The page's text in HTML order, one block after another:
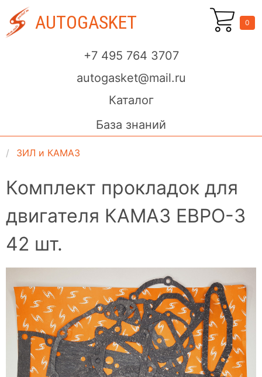
AUTOGASKET
+7 495 764 3707
autogasket@mail.ru
Каталог
База знаний
0
ЗИЛ и КАМАЗ
Комплект прокладок для
двигателя КАМАЗ ЕВРО-3
42 шт.